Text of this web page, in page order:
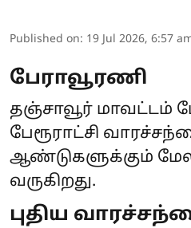
Published on: 19 Jul 2026, 6:57
பேராவூரணி
தஞ்சாவூர் மாவட்டம்
பேரூராட்சி
ஆண்டுகளுக்கும்
வருகிறது.
புதிய